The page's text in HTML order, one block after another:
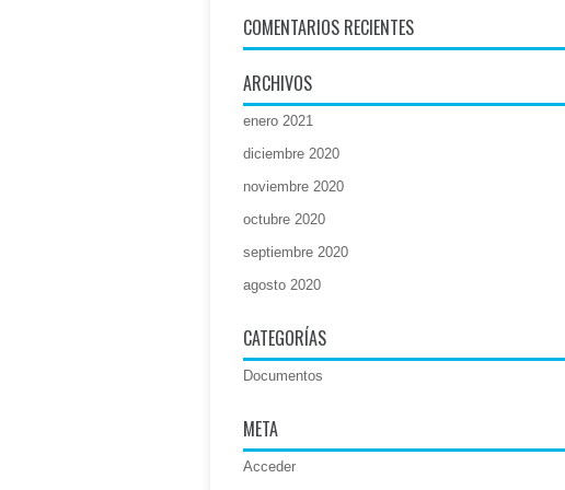
COMENTARIOS RECIENTES
ARCHIVOS
enero 2021
diciembre 2020
noviembre 2020
octubre 2020
septiembre 2020
agosto 2020
CATEGORÍAS
Documentos
META
Acceder